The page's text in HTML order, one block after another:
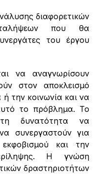
διαφορετικών
που θα
του έργου
να αναγνωρίσουν
στον αποκλεισμό
την κοινωνία και να
το πρόβλημα. Το
δυνατότητα να
συνεργαστούν για
και την
Η γνώση
δραστηριοτήτων